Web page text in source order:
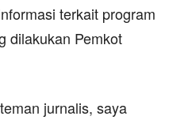
terkait program
dilakukan Pemkot
jurnalis, saya